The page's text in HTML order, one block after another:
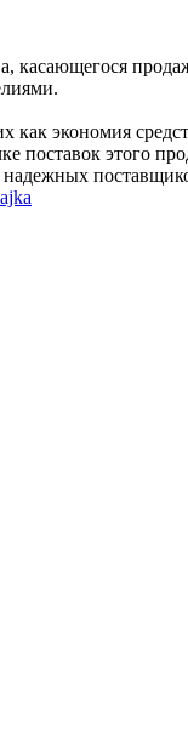
касающегося
экономия
этого